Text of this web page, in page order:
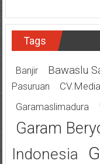
Tags
Banjir Bawaslu
Pasuruan
Garamaslimadura
Garam
Indonesia